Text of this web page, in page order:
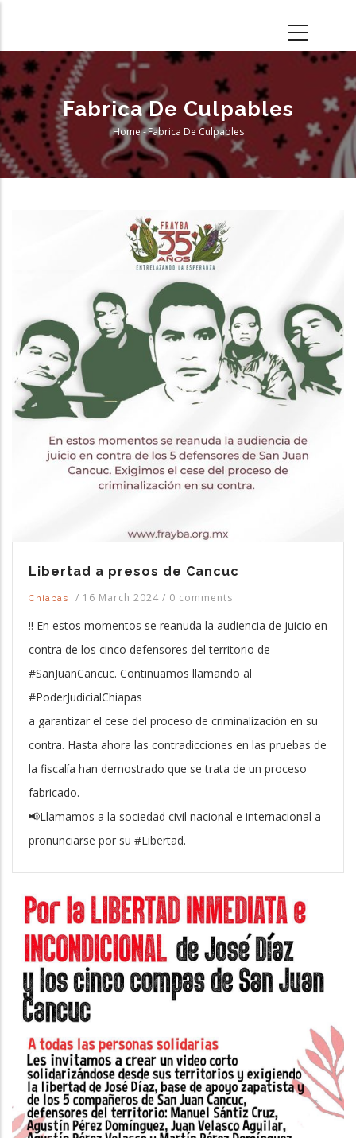
main
content
Fabrica De Culpables
Breadcrumb
Home-Fabrica De Culpables
Libertad a presos de Cancuc
Chiapas / 16 March 2024 / 0 comments
‼️ En estos momentos se reanuda la audiencia de juicio en
contra de los cinco defensores del territorio de
#SanJuanCancuc. Continuamos llamando al
#PoderJudicialChiapas
a garantizar el cese del proceso de criminalización en su
contra. Hasta ahora las contradicciones en las pruebas de
la fiscalía han demostrado que se trata de un proceso
fabricado.
📢Llamamos a la sociedad civil nacional e internacional a
pronunciarse por su #Libertad.